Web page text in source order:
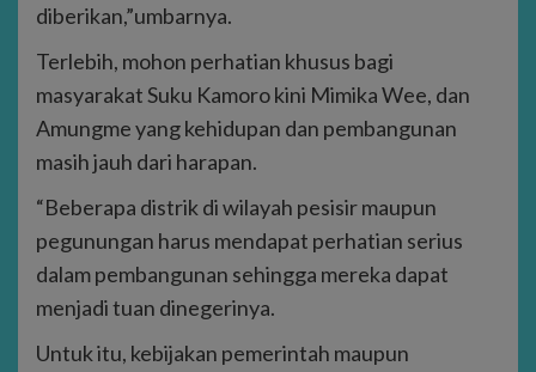
diberikan,”umbarnya.
Terlebih, mohon perhatian khusus bagi
masyarakat Suku Kamoro kini Mimika Wee, dan
Amungme yang kehidupan dan pembangunan
masih jauh dari harapan.
“Beberapa distrik di wilayah pesisir maupun
pegunungan harus mendapat perhatian serius
dalam pembangunan sehingga mereka dapat
menjadi tuan dinegerinya.
Untuk itu, kebijakan pemerintah maupun